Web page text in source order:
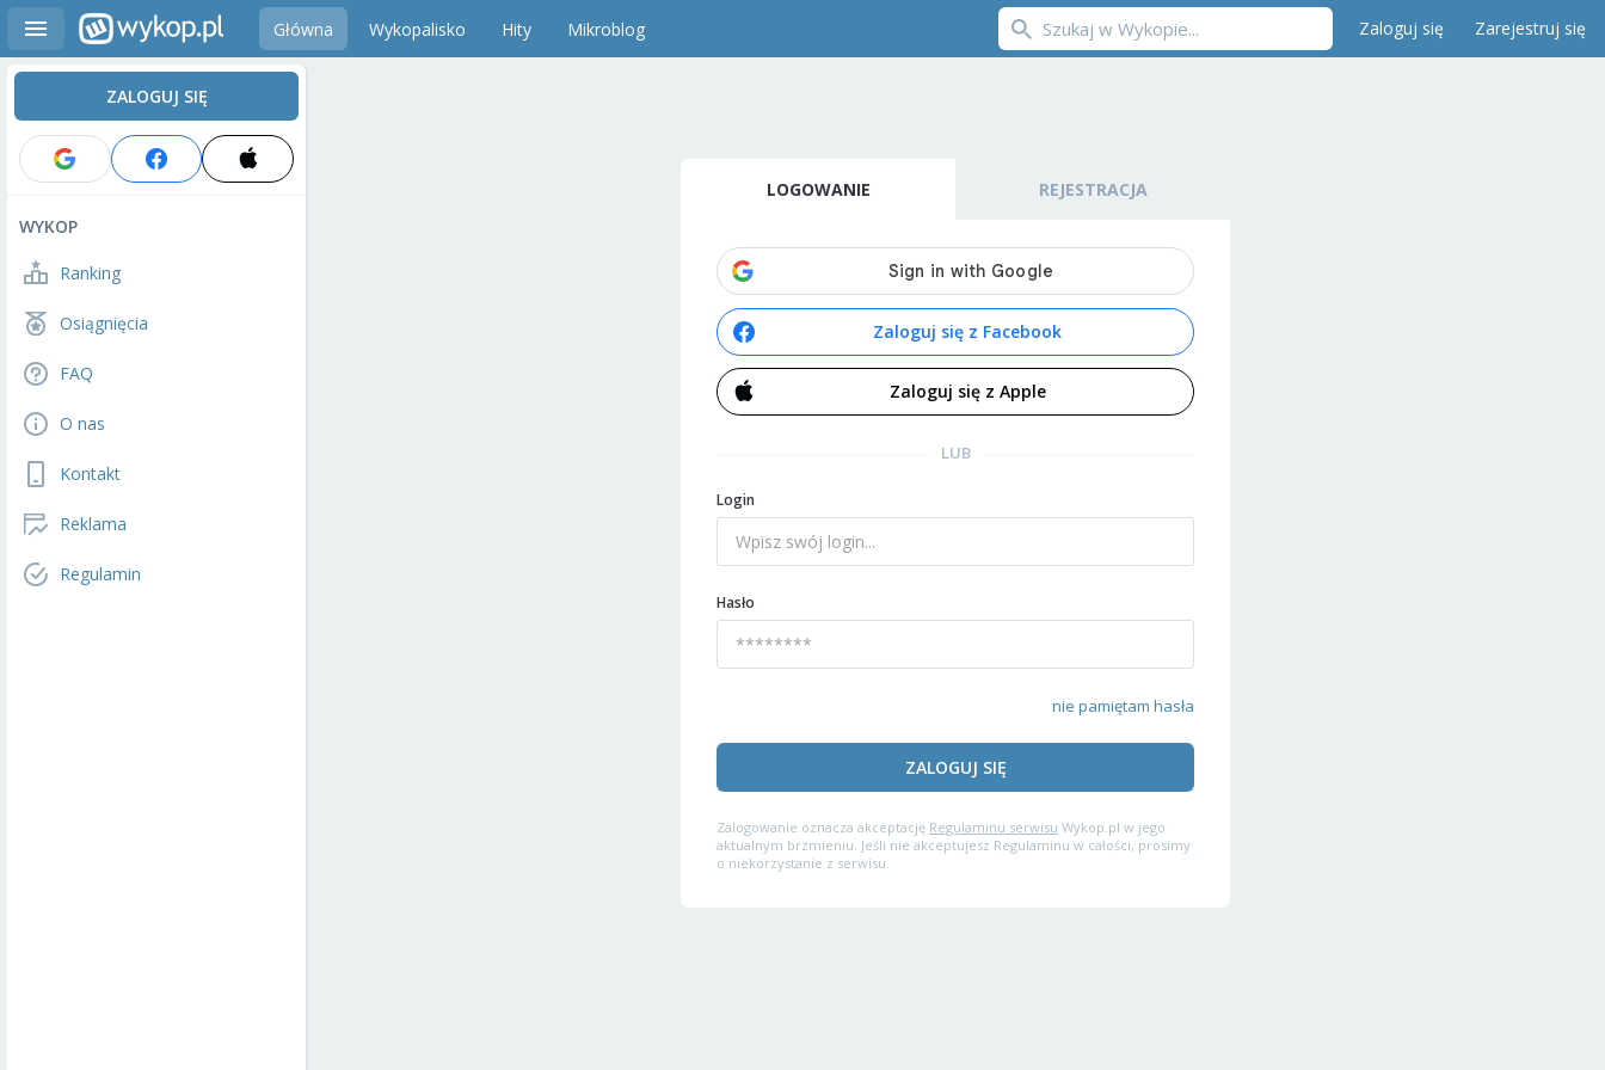
Główna Wykopalisko Hity Mikroblog Zaloguj się Zarejestruj się
ZALOGUJ SIĘ
WYKOP
Ranking
Osiągnięcia
FAQ
O nas
Kontakt
Reklama
Regulamin
LOGOWANIE REJESTRACJA
Zaloguj się z Facebook
Zaloguj się z Apple
LUB
Login
Hasło
nie pamiętam hasła
ZALOGUJ SIĘ
Zalogowanie oznacza akceptację Regulaminu serwisu Wykop.pl w jego
aktualnym brzmieniu. Jeśli nie akceptujesz Regulaminu w całości, prosimy
o niekorzystanie z serwisu.